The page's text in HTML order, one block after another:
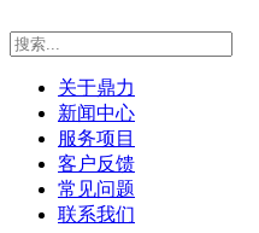
关于鼎力
新闻中心
服务项目
客户反馈
常见问题
联系我们